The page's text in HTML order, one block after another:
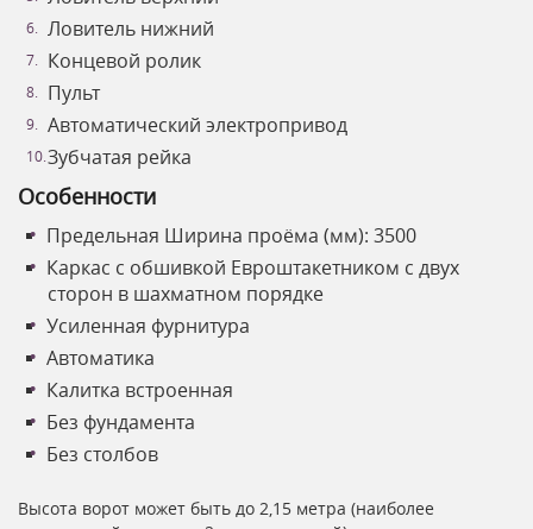
Ловитель нижний
Концевой ролик
Пульт
Автоматический электропривод
Зубчатая рейка
Особенности
Предельная Ширина проёма (мм): 3500
Каркас с обшивкой Евроштакетником с двух
сторон в шахматном порядке
Усиленная фурнитура
Автоматика
Калитка встроенная
Без фундамента
Без столбов
Высота ворот может быть до 2,15 метра (наиболее